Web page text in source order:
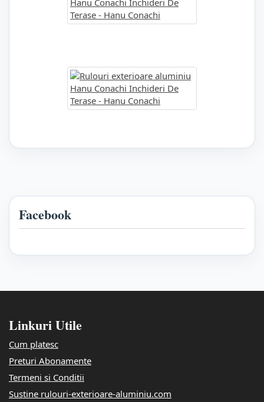
Facebook
Linkuri Utile
Cum platesc
Preturi Abonamente
Termeni si Conditii
Sustine rulouri-exterioare-aluminiu.com